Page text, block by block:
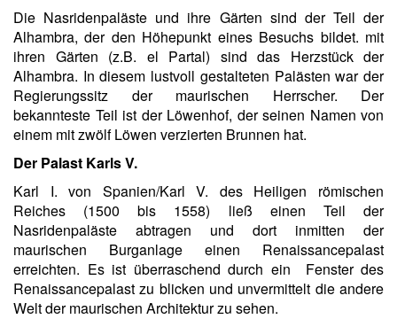
Die Nasridenpaläste und ihre Gärten sind der Teil der
Alhambra, der den Höhepunkt eines Besuchs bildet. mit
ihren Gärten (z.B. el Partal) sind das Herzstück der
Alhambra. In diesem lustvoll gestalteten Palästen war der
Regierungssitz der maurischen Herrscher. Der
bekannteste Teil ist der Löwenhof, der seinen Namen von
einem mit zwölf Löwen verzierten Brunnen hat.
Der Palast Karls V.
Karl I. von Spanien/Karl V. des Heiligen römischen
Reiches (1500 bis 1558) ließ einen Teil der
Nasridenpaläste abtragen und dort inmitten der
maurischen Burganlage einen Renaissancepalast
erreichten. Es ist überraschend durch ein Fenster des
Renaissancepalast zu blicken und unvermittelt die andere
Welt der maurischen Architektur zu sehen.